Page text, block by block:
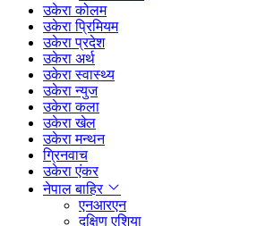
उकेरा कोलम
उकेरा प्रिमियम
उकेरा प्रदेश
उकेरा अर्थ
उकेरा स्वास्थ्य
उकेरा न्युज
उकेरा कला
उकेरा खेल
उकेरा मन्थन
ग्रिनवाच
उकेरा एंकर
नेपाल बाहिर
एनआरएन
दक्षिण एशिया